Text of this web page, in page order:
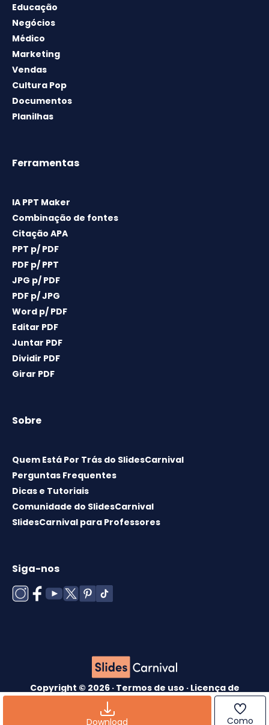
Download Como
Educação
Negócios
Médico
Marketing
Vendas
Cultura Pop
Documentos
Planilhas
Ferramentas
IA PPT Maker
Combinação de fontes
Citação APA
PPT p/ PDF
PDF p/ PPT
JPG p/ PDF
PDF p/ JPG
Word p/ PDF
Editar PDF
Juntar PDF
Dividir PDF
Girar PDF
Sobre
Quem Está Por Trás do SlidesCarnival
Perguntas Frequentes
Dicas e Tutoriais
Comunidade do SlidesCarnival
SlidesCarnival para Professores
Siga-nos
Copyright © 2026 · Termos de uso · Licença de
Política de cookies
política de
Privacidade